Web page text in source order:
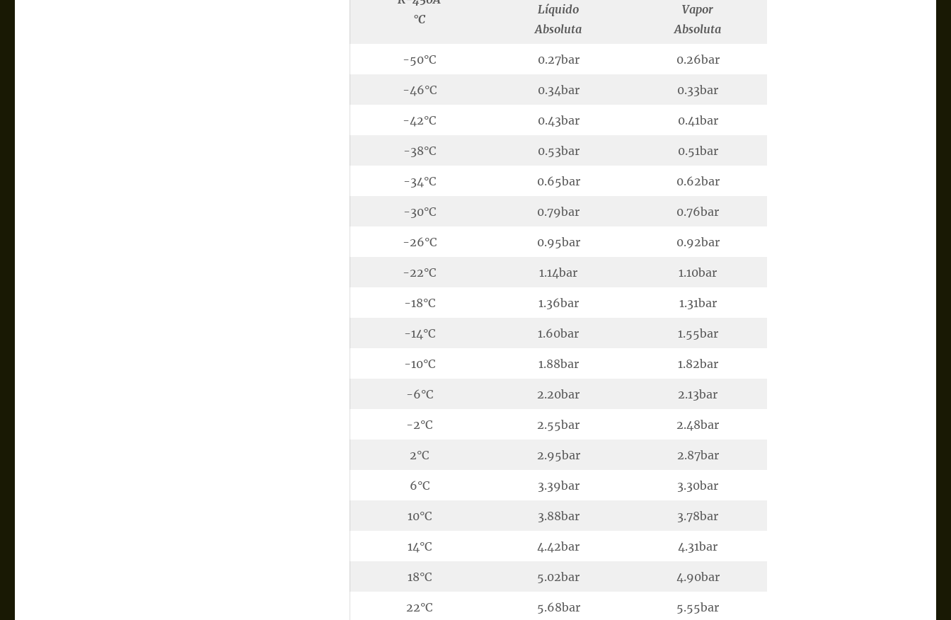
°C
Líquido
Absoluta
Vapor
Absoluta
-50°C 0.27bar 0.26bar
-46°C 0.34bar 0.33bar
-42°C 0.43bar 0.41bar
-38°C 0.53bar 0.51bar
-34°C 0.65bar 0.62bar
-30°C 0.79bar 0.76bar
-26°C 0.95bar 0.92bar
-22°C 1.14bar 1.10bar
-18°C 1.36bar 1.31bar
-14°C 1.60bar 1.55bar
-10°C 1.88bar 1.82bar
-6°C 2.20bar 2.13bar
-2°C 2.55bar 2.48bar
2°C 2.95bar 2.87bar
6°C 3.39bar 3.30bar
10°C 3.88bar 3.78bar
14°C 4.42bar 4.31bar
18°C 5.02bar 4.90bar
22°C 5.68bar 5.55bar